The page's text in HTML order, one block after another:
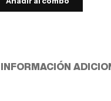
INFORMACIÓN